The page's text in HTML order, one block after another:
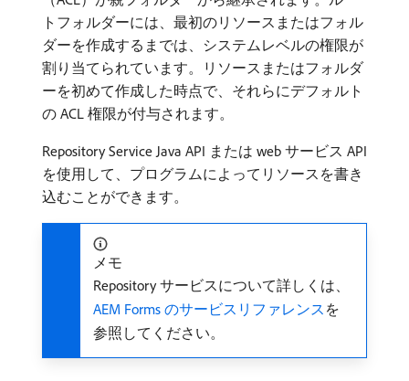
トフォルダーには、最初のリソースまたはフォル
ダーを作成するまでは、システムレベルの権限が
割り当てられています。リソースまたはフォルダ
ーを初めて作成した時点で、それらにデフォルト
の ACL 権限が付与されます。
Repository Service Java API または web サービス API
を使用して、プログラムによってリソースを書き
込むことができます。
メモ
Repository サービスについて詳しくは、
AEM Forms のサービスリファレンス を
参照してください。